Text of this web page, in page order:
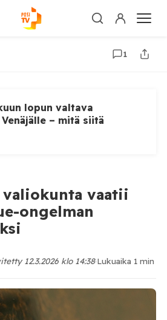
1
lopun valtava
– mitä siitä
valiokunta vaatii
ongelman
12.3.2026 klo 14:38·Lukuaika 1 min